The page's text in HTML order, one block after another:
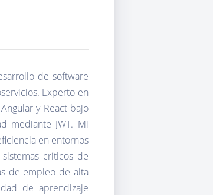
de software
Experto en
y React bajo
mediante JWT. Mi
en entornos
críticos de
de empleo de alta
de aprendizaje